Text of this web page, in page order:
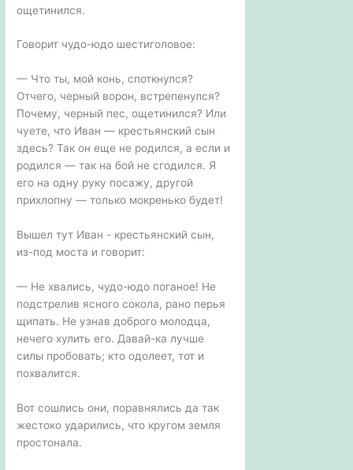
ощетинился.
Говорит чудо-юдо шестиголовое:
— Что ты, мой конь, споткнулся?
Отчего, черный ворон, встрепенулся?
Почему, черный пес, ощетинился? Или
чуете, что Иван — крестьянский сын
здесь? Так он еще не родился, а если и
родился — так на бой не сгодился. Я
его на одну руку посажу, другой
прихлопну — только мокренько будет!
Вышел тут Иван - крестьянский сын,
из-под моста и говорит:
— Не хвались, чудо-юдо поганое! Не
подстрелив ясного сокола, рано перья
щипать. Не узнав доброго молодца,
нечего хулить его. Давай-ка лучше
силы пробовать; кто одолеет, тот и
похвалится.
Вот сошлись они, поравнялись да так
жестоко ударились, что кругом земля
простонала.